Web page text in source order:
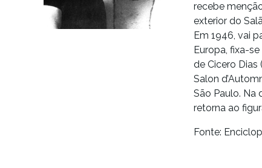
recebe
exterior do
Em 1946, vai
Europa, fixa-
de Cicero Dias
Salon
São Paulo. Na
retorna ao
Fonte: